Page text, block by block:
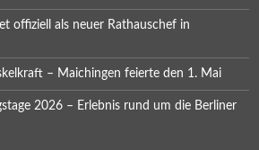
offiziell als neuer Rathauschef in
– Maichingen feierte den 1. Mai
2026 – Erlebnis rund um die Berliner